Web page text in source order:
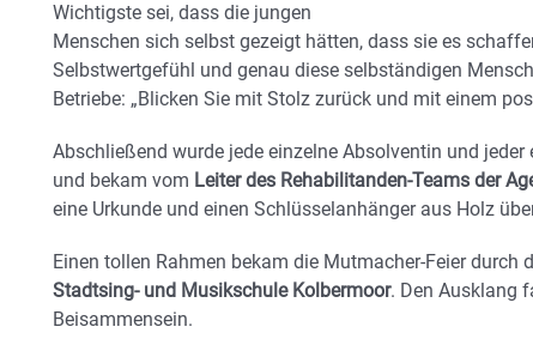
Wichtigste sei, dass die jungen
Menschen sich selbst gezeigt hätten, dass sie es
Selbstwertgefühl und genau diese selbständigen
Betriebe: „Blicken Sie mit Stolz zurück und mit einem
Abschließend wurde jede einzelne Absolventin und
und bekam vom Leiter des Rehabilitanden-Teams der
eine Urkunde und einen Schlüsselanhänger aus Holz
Einen tollen Rahmen bekam die Mutmacher-Feier durch
Stadtsing- und Musikschule Kolbermoor. Den Ausklang
Beisammensein.